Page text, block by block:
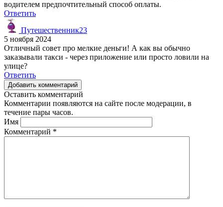
водителем предпочтительный способ оплаты.
Ответить
Путешественник23
5 ноября 2024
Отличный совет про мелкие деньги! А как вы обычно
заказывали такси - через приложение или просто ловили на
улице?
Ответить
Добавить комментарий
Оставить комментарий
Комментарии появляются на сайте после модерации, в
течение пары часов.
Имя
Комментарий *